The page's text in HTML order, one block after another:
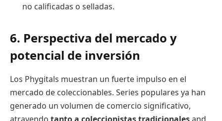
no calificadas o selladas.
6. Perspectiva del mercado y
potencial de inversión
Los Phygitals muestran un fuerte impulso en el
mercado de coleccionables. Series populares ya han
generado un volumen de comercio significativo,